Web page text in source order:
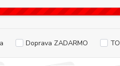
Doprava ZADARMO